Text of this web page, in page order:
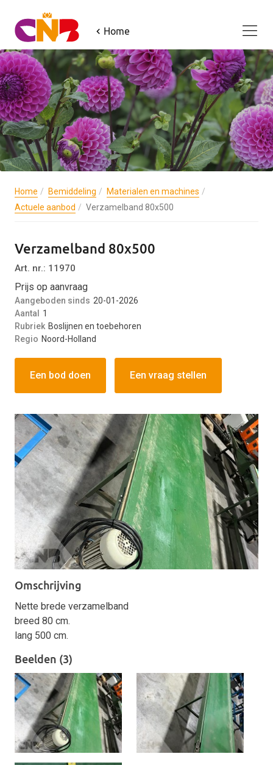
Home
Home Bemiddeling
Materialen en machines
Actuele aanbod
Verzamelband 80x500
Verzamelband 80x500
Art. nr.: 11970
Prijs op aanvraag
Aangeboden sinds 20-01-2026
Aantal
1
Rubriek Boslijnen en toebehoren
Regio Noord-Holland
Een bod doen Een vraag stellen
Omschrijving
Nette brede verzamelband
breed 80 cm.
lang 500 cm.
Beelden (3)